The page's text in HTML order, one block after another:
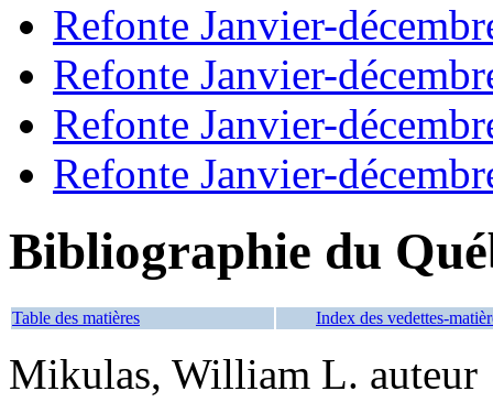
Refonte Janvier-
Refonte Janvier-
Refonte Janvier-
Refonte Janvier-
Bibliographie du
Table des matières Index des vedettes-
Mikulas, William L. auteur